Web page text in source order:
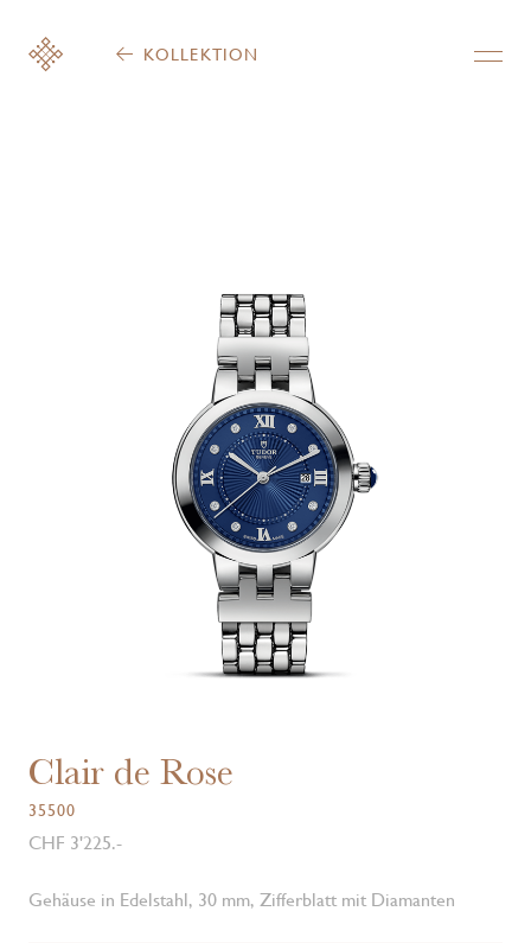
KOLLEKTION
Clair de Rose
35500
CHF 3'225.-
Gehäuse in Edelstahl, 30 mm, Zifferblatt mit Diamanten